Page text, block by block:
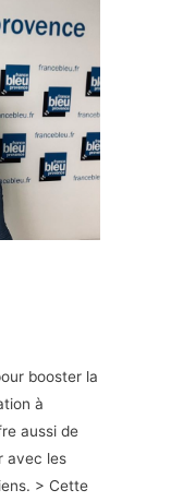
booster la
à
aussi de
avec les
> Cette